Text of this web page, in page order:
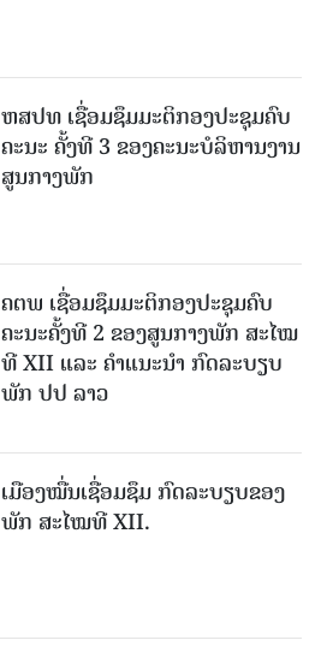
ຫສປທ ເຊື່ອມຊຶມມະຕິກອງປະຊຸມຄົບ
ຄະນະ ຄັ້ງທີ 3 ຂອງຄະນະບໍລິຫານງານ
ສູນກາງພັກ
ຄຕພ ເຊື່ອມຊຶມມະຕິກອງປະຊຸມຄົບ
ຄະນະຄັ້ງທີ 2 ຂອງສູນກາງພັກ ສະໄໝ
ທີ XII ແລະ ຄໍາແນະນໍາ ກົດລະບຽບ
ພັກ ປປ ລາວ
ເມືອງ​ໝື່ນເຊື່ອມຊຶມ ກົດລະບຽບຂອງ
ພັກ ສະໄໝທີ XII.